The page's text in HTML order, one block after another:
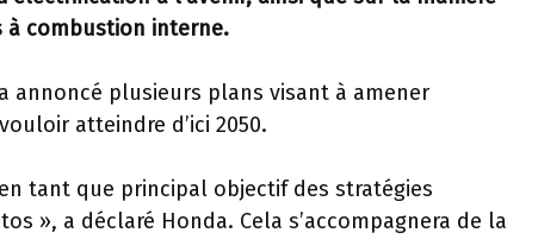
combustion interne.
annoncé plusieurs plans visant à amener
atteindre d’ici 2050.
tant que principal objectif des stratégies
», a déclaré Honda. Cela s’accompagnera de la